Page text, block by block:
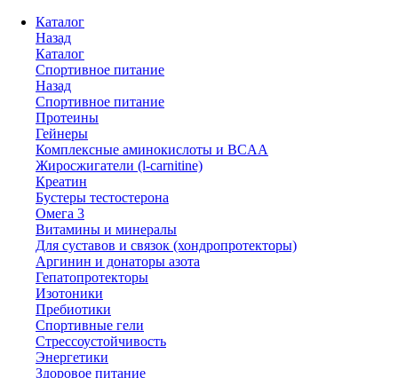
Каталог
Назад
Каталог
Спортивное питание
Назад
Спортивное питание
Протеины
Гейнеры
Комплексные аминокислоты и BCAA
Жиросжигатели (l-carnitine)
Креатин
Бустеры тестостерона
Омега 3
Витамины и минералы
Для суставов и связок (хондропротекторы)
Аргинин и донаторы азота
Гепатопротекторы
Изотоники
Пребиотики
Спортивные гели
Стрессоустойчивость
Энергетики
Здоровое питание